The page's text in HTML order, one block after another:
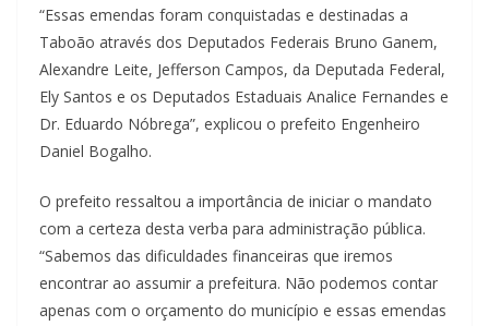
“Essas emendas foram conquistadas e destinadas a
Taboão através dos Deputados Federais Bruno Ganem,
Alexandre Leite, Jefferson Campos, da Deputada Federal,
Ely Santos e os Deputados Estaduais Analice Fernandes e
Dr. Eduardo Nóbrega”, explicou o prefeito Engenheiro
Daniel Bogalho.
O prefeito ressaltou a importância de iniciar o mandato
com a certeza desta verba para administração pública.
“Sabemos das dificuldades financeiras que iremos
encontrar ao assumir a prefeitura. Não podemos contar
apenas com o orçamento do município e essas emendas